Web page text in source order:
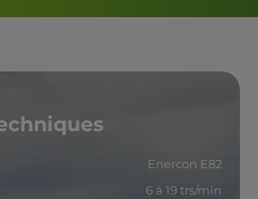
Enercon E82
6 à 19 trs/min